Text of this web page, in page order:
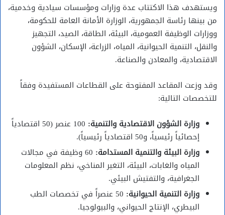
ويستهدف هذا الاكتتاب عدة وزارات ومؤسسات سيادية وخدمية،
من بينها رئاسة الجمهورية، الوزارة الأمانة العامة للحكومة،
ووزارات الوظيفة العمومية، البيئة، الطاقة، الصيد، التجهيز
والنقل، التنمية الحيوانية، المياه، الزراعة، الإسكان، الشؤون
الاقتصادية، والمعادن والصناعة.
وقد وزعت المقاعد المفتوحة على القطاعات المستفيدة وفقاً
للتخصصات التالية:
وزارة الشؤون الاقتصادية والتنمية:
100 عنصر (50 اقتصادياً
إحصائياً رئيسياً، و50 اقتصادياً رئيسياً).
وزارة البيئة والتنمية المستدامة:
60 وظيفة في مجالات
المياه والغابات، البيئة، التغير المناخي، نظم المعلومات
الجغرافية، والتفتيش البيئي.
وزارة التنمية الحيوانية:
50 عنصراً في تخصصات الطب
البيطري، الإنتاج الحيواني، والبيولوجيا.